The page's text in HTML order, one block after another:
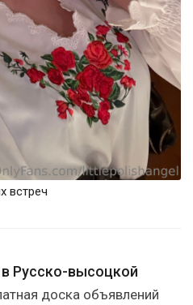
встреч
Русско-высоцкой
доска объявлений